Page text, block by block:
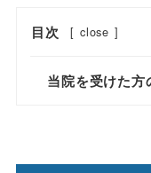
目次 [ close ]
当院を受けた方